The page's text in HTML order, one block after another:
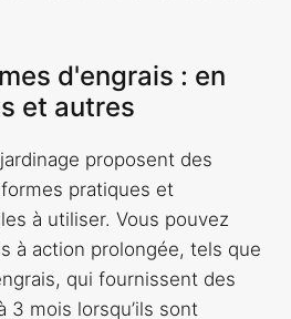
d'engrais : en
et autres
proposent des
pratiques et
à utiliser. Vous pouvez
à action prolongée, tels que
qui fournissent des
3 mois lorsqu’ils sont